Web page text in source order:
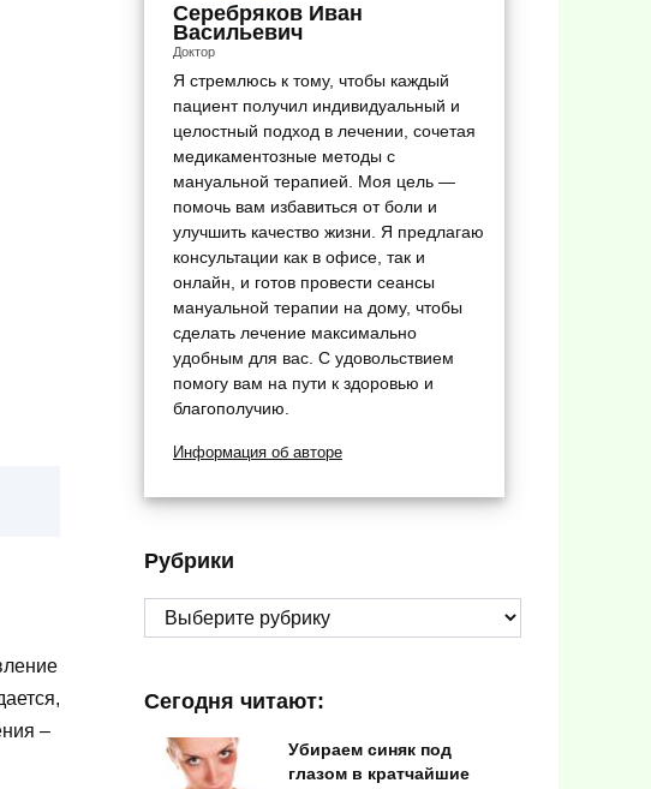
–
Серебряков Иван
Васильевич
Доктор
Я стремлюсь к тому, чтобы каждый
пациент получил индивидуальный и
целостный подход в лечении, сочетая
медикаментозные методы с
мануальной терапией. Моя цель —
помочь вам избавиться от боли и
улучшить качество жизни. Я предлагаю
консультации как в офисе, так и
онлайн, и готов провести сеансы
мануальной терапии на дому, чтобы
сделать лечение максимально
удобным для вас. С удовольствием
помогу вам на пути к здоровью и
благополучию.
Информация об авторе
Рубрики
Рубрики
Сегодня читают:
Убираем синяк под
глазом в кратчайшие